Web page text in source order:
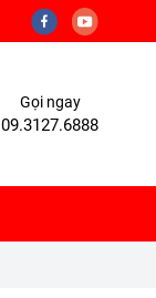
Gọi ngay
09.3127.6888